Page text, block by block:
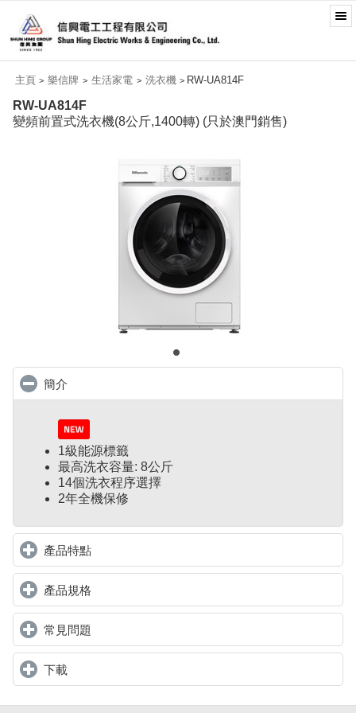
主頁 > 樂信牌 > 生活家電 > 洗衣機 > RW-UA814F
RW-UA814F
變頻前置式洗衣機(8公斤,1400轉) (只於澳門銷售)
簡介
1級能源標籤
最高洗衣容量: 8公斤
14個洗衣程序選擇
2年全機保修
產品特點click to expand contents
產品規格
常見問題
下載click to expand contents